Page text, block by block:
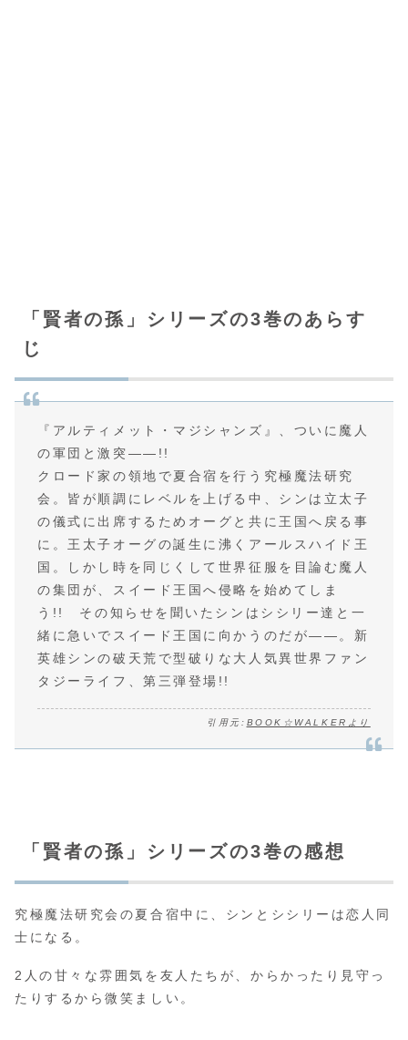
「賢者の孫」シリーズの3巻のあらす
じ
『アルティメット・マジシャンズ』、ついに魔人
の軍団と激突――!!
クロード家の領地で夏合宿を行う究極魔法研究
会。皆が順調にレベルを上げる中、シンは立太子
の儀式に出席するためオーグと共に王国へ戻る事
に。王太子オーグの誕生に沸くアールスハイド王
国。しかし時を同じくして世界征服を目論む魔人
の集団が、スイード王国へ侵略を始めてしま
う!! その知らせを聞いたシンはシシリー達と一
緒に急いでスイード王国に向かうのだが――。新
英雄シンの破天荒で型破りな大人気異世界ファン
タジーライフ、第三弾登場!!
引用元: BOOK☆WALKERより
「賢者の孫」シリーズの3巻の感想
究極魔法研究会の夏合宿中に、シンとシシリーは恋人同
士になる。
2人の甘々な雰囲気を友人たちが、からかったり見守っ
たりするから微笑ましい。